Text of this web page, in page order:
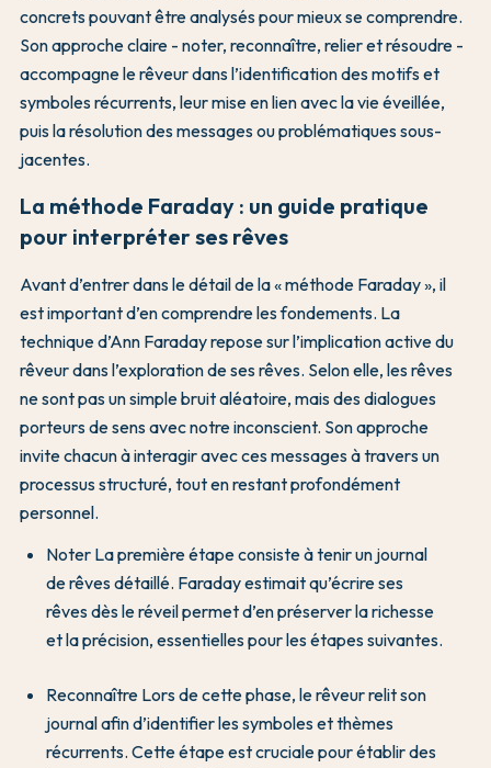
concrets pouvant être analysés pour mieux se comprendre.
Son approche claire - noter, reconnaître, relier et résoudre -
accompagne le rêveur dans l’identification des motifs et
symboles récurrents, leur mise en lien avec la vie éveillée,
puis la résolution des messages ou problématiques sous-
jacentes.
La méthode Faraday : un guide pratique
pour interpréter ses rêves
Avant d’entrer dans le détail de la « méthode Faraday », il
est important d’en comprendre les fondements. La
technique d’Ann Faraday repose sur l’implication active du
rêveur dans l’exploration de ses rêves. Selon elle, les rêves
ne sont pas un simple bruit aléatoire, mais des dialogues
porteurs de sens avec notre inconscient. Son approche
invite chacun à interagir avec ces messages à travers un
processus structuré, tout en restant profondément
personnel.
Noter La première étape consiste à tenir un journal
de rêves détaillé. Faraday estimait qu’écrire ses
rêves dès le réveil permet d’en préserver la richesse
et la précision, essentielles pour les étapes suivantes.
Reconnaître Lors de cette phase, le rêveur relit son
journal afin d’identifier les symboles et thèmes
récurrents. Cette étape est cruciale pour établir des